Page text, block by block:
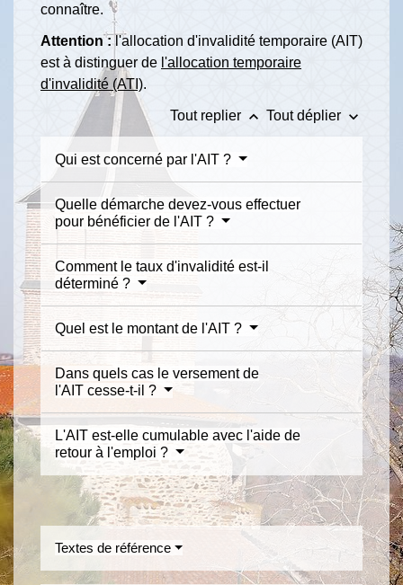
connaître.
Attention :l'allocation d'invalidité temporaire (AIT)
est à distinguer de l'allocation temporaire
d'invalidité (ATI).
Tout replier keyboard_arrow_up Tout déplier keyboard_arrow_down
Qui est concerné par l'AIT ?
Quelle démarche devez-vous effectuer
pour bénéficier de l'AIT ?
Comment le taux d'invalidité est-il
déterminé ?
Quel est le montant de l'AIT ?
Dans quels cas le versement de
l'AIT cesse-t-il ?
L'AIT est-elle cumulable avec l'aide de
retour à l'emploi ?
Textes de référence